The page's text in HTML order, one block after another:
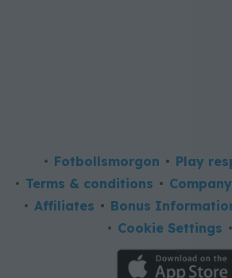
Fotbollsmorgon
Play
Terms & conditions
Affiliates
Bonus
Cookie Settings